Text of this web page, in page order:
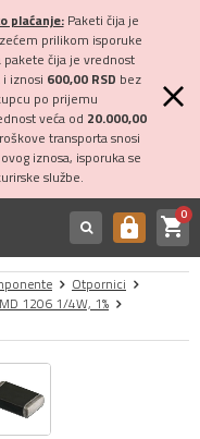
plaćanje:Paketi čija je
prilikom isporuke
pakete čija je vrednost
iznosi 600,00 RSD bez
po prijemu
veća od 20.000,00
transporta snosi
iznosa, isporuka se
službe.
https shopping_cart0
Otpornici
1206 1/4W, 1%